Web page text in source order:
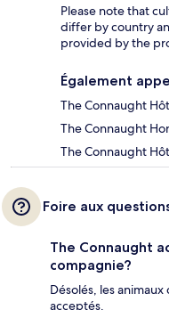
Please note that
differ by country
provided by the
Également
The Connaught
The Connaught
The Connaught
Foire aux
The Connaught
compagnie?
Désolés, les
acceptés.